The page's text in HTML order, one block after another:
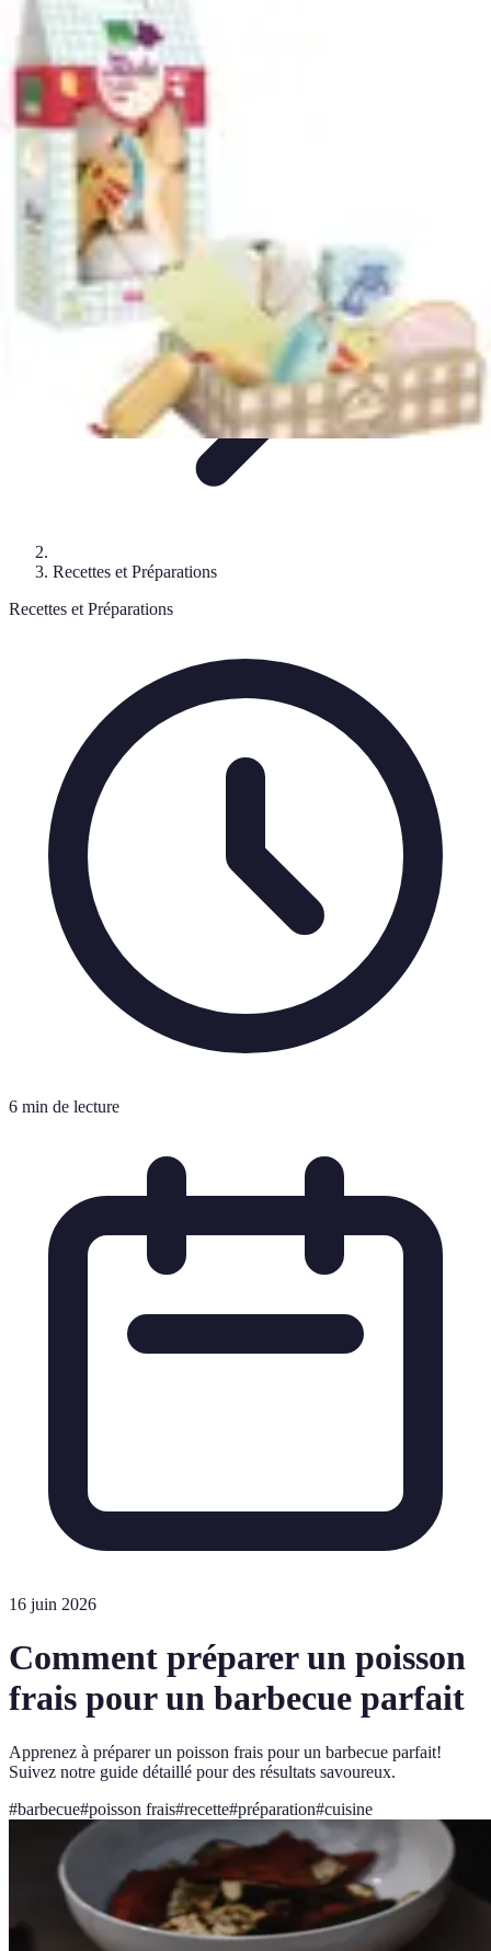
Poissons Frais
Guide d'achatAchat et Sélection
d'AchatRecettes
Poissons Frais
Recettes et Préparations
Recettes et Préparations
6 min de lecture
16 juin 2026
Comment préparer un poisson
frais pour un barbecue parfait
Apprenez à préparer un poisson frais pour un barbecue parfait!
Suivez notre guide détaillé pour des résultats savoureux.
#barbecue#poisson frais#recette#préparation#cuisine